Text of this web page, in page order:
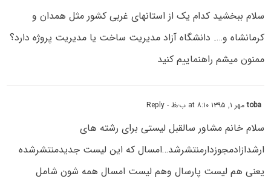
سلام ببخشید کدام یک از استانهای غربی کشور مثل همدان و
کرمانشاه و…. دانشگاه آزاد مدیریت ساخت یا مدیریت پروژه دارد؟
ممنون میشم راهنماییم کنید
tobaمهر ۱, ۱۳۹۵ at ۸:۱۰ ب٫ظ - Reply
سلام خانم مشاور سالقبل لیستی برای رشته های
ارشدازادمجوزدارمنتشرشد…امسال که این لیست جدیدمنتشرشده
یعنی هم لیست پارسال وهم لیست امسال همه شون شامل